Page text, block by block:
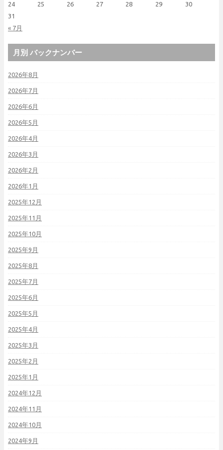
« 7月
24
25 26 27 28 29
30
31
月別 バックナンバー
2026年8月
2026年7月
2026年6月
2026年5月
2026年4月
2026年3月
2026年2月
2026年1月
2025年12月
2025年11月
2025年10月
2025年9月
2025年8月
2025年7月
2025年6月
2025年5月
2025年4月
2025年3月
2025年2月
2025年1月
2024年12月
2024年11月
2024年10月
2024年9月